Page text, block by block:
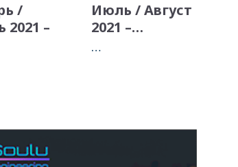
/
2021 –
Июль / Август
2021 –…
…